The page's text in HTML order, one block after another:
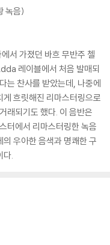
녹음)
서 가졌던 바흐 무반주 첼
레이블에서 처음 발매되
는 찬사를 받았는데, 나중에
흐릿해진 리마스터링으로
래되기도 했다. 이 음반은
터에서 리마스터링한 녹음
우아한 음색과 명쾌한 구
다.